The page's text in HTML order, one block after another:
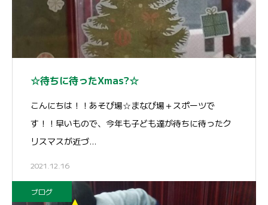
☆待ちに待ったXmas?☆
こんにちは！！あそび場☆まなび場＋スポーツで
す！！早いもので、今年も子ども達が待ちに待ったク
リスマスが近づ…
2021.12.16
ブログ